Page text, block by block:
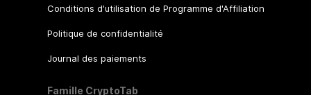
Conditions d'utilisation de Programme d'Affiliation
Politique de confidentialité
Journal des paiements
Famille CryptoTab